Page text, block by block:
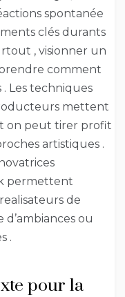
spontanée
clés durants
, visionner un
comment
. Les techniques
mettent
on peut tirer profit
artistiques .
permettent
de
ou
.
pour la